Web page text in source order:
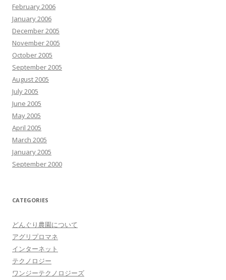
February 2006
January 2006
December 2005
November 2005
October 2005
September 2005
August 2005
July 2005
June 2005
May 2005
April 2005
March 2005
January 2005
September 2000
CATEGORIES
どんぐり農園について
アグリプロマネ
インターネット
テクノロジー
ワンジーテクノロジーズ